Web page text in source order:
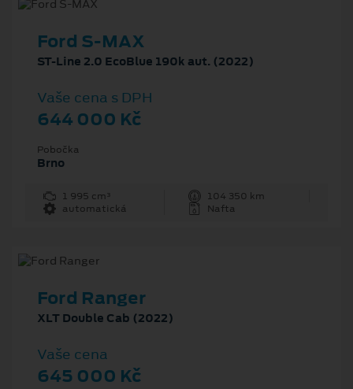
Ford S-MAX
ST-Line 2.0 EcoBlue 190k aut. (2022)
Vaše cena s DPH
644 000 Kč
Pobočka
Brno
1 995 cm³
104 350 km
automatická
Nafta
Ford Ranger
XLT Double Cab (2022)
Vaše cena
645 000 Kč